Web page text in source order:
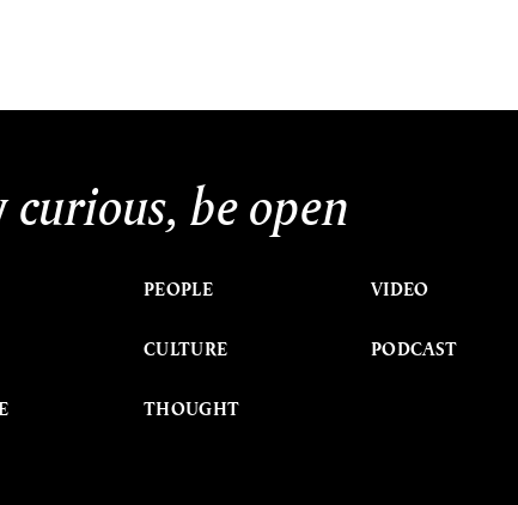
curious, be open
PEOPLE
CULTURE
THOUGHT
VIDEO
PODCAST